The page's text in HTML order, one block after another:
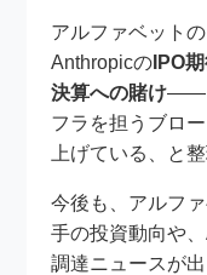
アルファベットの
Anthropicの IPO
決算への賭け――
フラを担うブロ
上げている、と
今後も、アルフ
手の投資動向や
調達ニュースが